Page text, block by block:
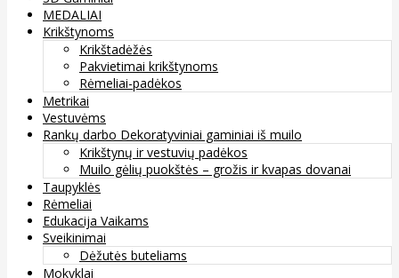
MEDALIAI
Krikštynoms
Krikštadėžės
Pakvietimai krikštynoms
Rėmeliai-padėkos
Metrikai
Vestuvėms
Rankų darbo Dekoratyviniai gaminiai iš muilo
Krikštynų ir vestuvių padėkos
Muilo gėlių puokštės – grožis ir kvapas dovanai
Taupyklės
Rėmeliai
Edukacija Vaikams
Sveikinimai
Dėžutės buteliams
Mokyklai